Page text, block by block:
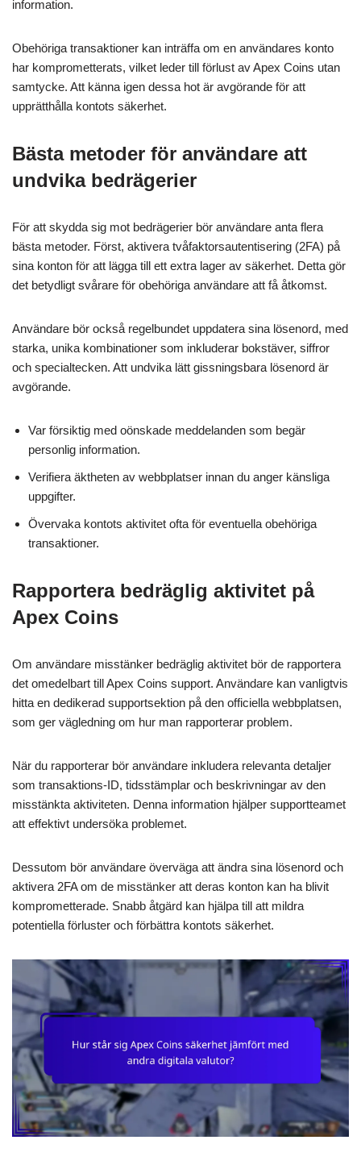
information.
Obehöriga transaktioner kan inträffa om en användares konto
har komprometterats, vilket leder till förlust av Apex Coins utan
samtycke. Att känna igen dessa hot är avgörande för att
upprätthålla kontots säkerhet.
Bästa metoder för användare att
undvika bedrägerier
För att skydda sig mot bedrägerier bör användare anta flera
bästa metoder. Först, aktivera tvåfaktorsautentisering (2FA) på
sina konton för att lägga till ett extra lager av säkerhet. Detta gör
det betydligt svårare för obehöriga användare att få åtkomst.
Användare bör också regelbundet uppdatera sina lösenord, med
starka, unika kombinationer som inkluderar bokstäver, siffror
och specialtecken. Att undvika lätt gissningsbara lösenord är
avgörande.
Var försiktig med oönskade meddelanden som begär
personlig information.
Verifiera äktheten av webbplatser innan du anger känsliga
uppgifter.
Övervaka kontots aktivitet ofta för eventuella obehöriga
transaktioner.
Rapportera bedräglig aktivitet på
Apex Coins
Om användare misstänker bedräglig aktivitet bör de rapportera
det omedelbart till Apex Coins support. Användare kan vanligtvis
hitta en dedikerad supportsektion på den officiella webbplatsen,
som ger vägledning om hur man rapporterar problem.
När du rapporterar bör användare inkludera relevanta detaljer
som transaktions-ID, tidsstämplar och beskrivningar av den
misstänkta aktiviteten. Denna information hjälper supportteamet
att effektivt undersöka problemet.
Dessutom bör användare överväga att ändra sina lösenord och
aktivera 2FA om de misstänker att deras konton kan ha blivit
komprometterade. Snabb åtgärd kan hjälpa till att mildra
potentiella förluster och förbättra kontots säkerhet.